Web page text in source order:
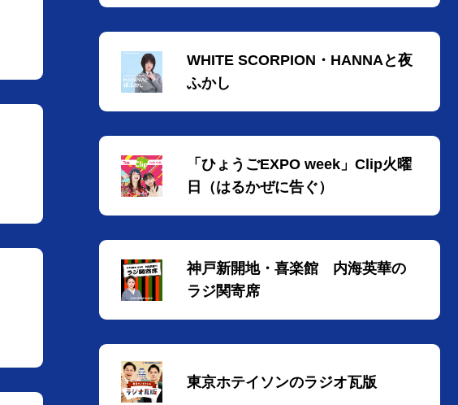
WHITE SCORPION・HANNAと夜
ふかし
「ひょうごEXPO week」Clip火曜
日（はるかぜに告ぐ）
神戸新開地・喜楽館 内海英華の
ラジ関寄席
東京ホテイソンのラジオ瓦版